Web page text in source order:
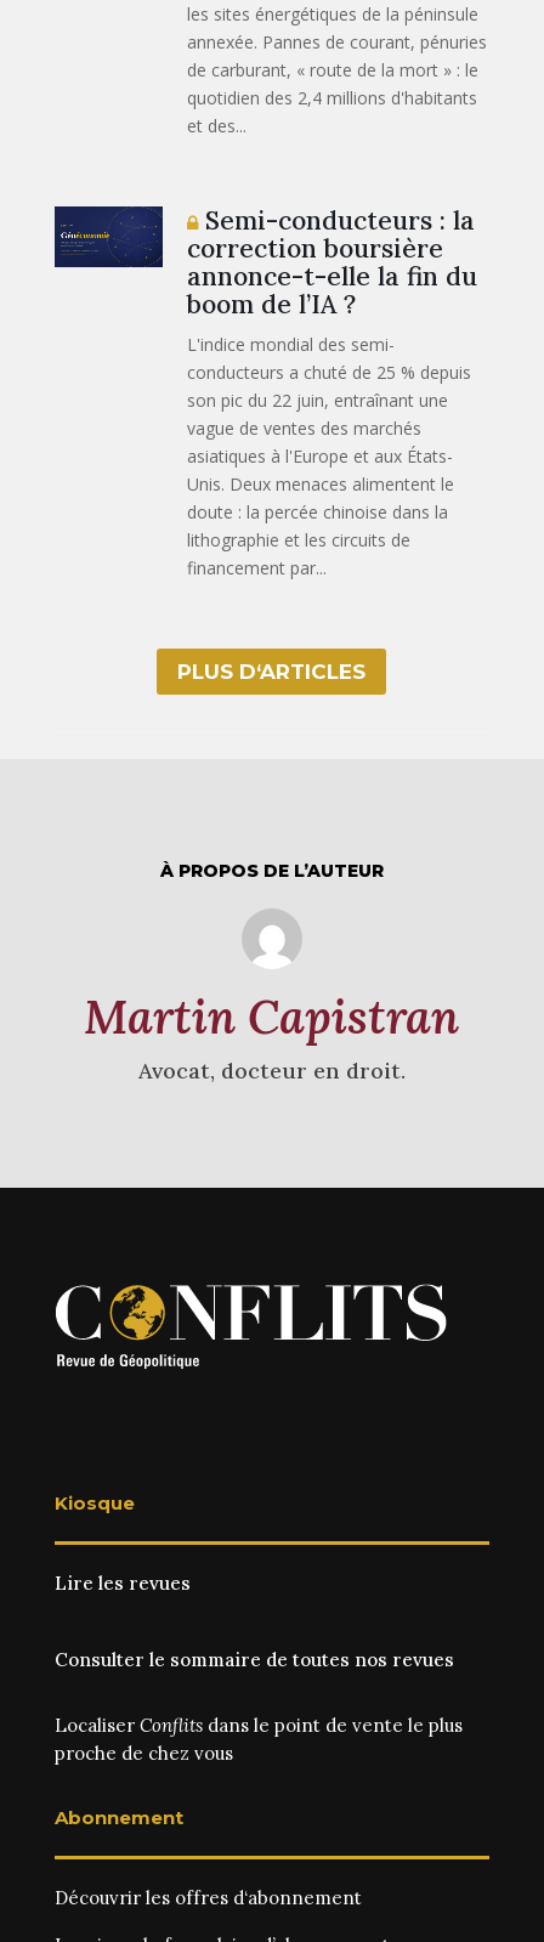
les sites énergétiques de la péninsule
annexée. Pannes de courant, pénuries
de carburant, « route de la mort » : le
quotidien des 2,4 millions d'habitants
et des...
Semi-conducteurs : la
correction boursière
annonce-t-elle la fin du
boom de l’IA ?
L'indice mondial des semi-
conducteurs a chuté de 25 % depuis
son pic du 22 juin, entraînant une
vague de ventes des marchés
asiatiques à l'Europe et aux États-
Unis. Deux menaces alimentent le
doute : la percée chinoise dans la
lithographie et les circuits de
financement par...
PLUS D‘ARTICLES
À PROPOS DE L’AUTEUR
Martin Capistran
Avocat, docteur en droit.
Kiosque
Lire les revues
Consulter le sommaire de toutes nos revues
Localiser Conflitsdans le point de vente le plus
proche de chez vous
Abonnement
Découvrir les offres d‘abonnement